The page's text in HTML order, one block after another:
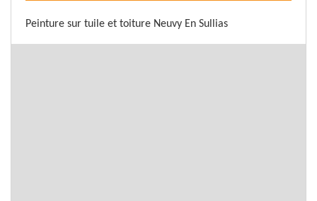
Peinture sur tuile et toiture Neuvy En Sullias